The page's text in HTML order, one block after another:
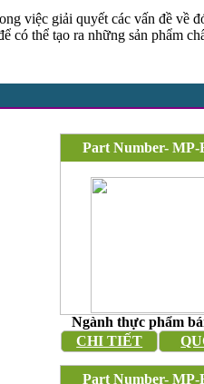
việc giải quyết các vấn đề về
có thể tạo ra những sản phẩm
Part Number- MP-
Ngành thực phẩm
CHI TIẾT
Part Number- MP-